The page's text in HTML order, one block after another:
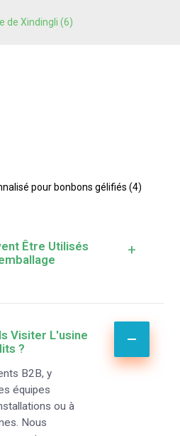
Être Utilisés
+
Visiter L'usine
?
B2B, y
équipes
ou à
Nous